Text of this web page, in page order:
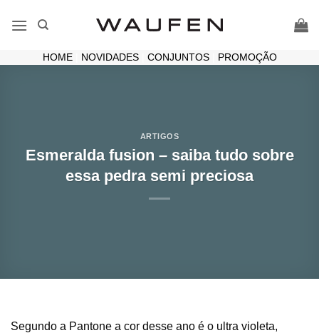
HOME| NOVIDADES| CONJUNTOS| PROMOÇÃO
ARTIGOS
Esmeralda fusion – saiba tudo sobre
essa pedra semi preciosa
Segundo a Pantone a cor desse ano é o ultra violeta,